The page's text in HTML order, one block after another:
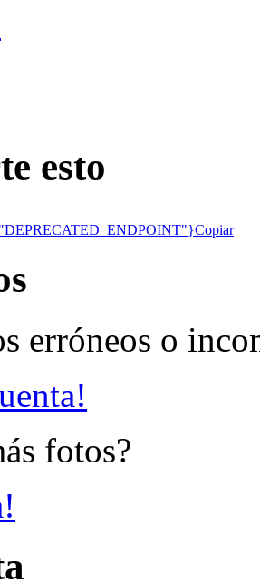
esto
Copiar
erróneos o
fotos?